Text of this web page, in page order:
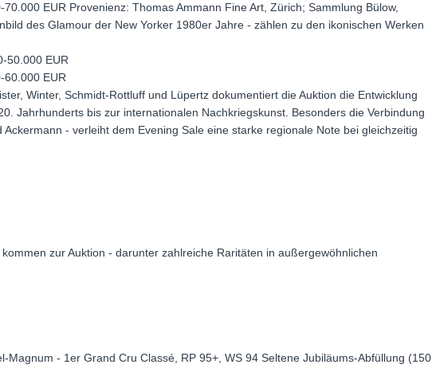
EUR Provenienz: Thomas Ammann Fine Art, Zürich; Sammlung Bülow,
des Glamour der New Yorker 1980er Jahre - zählen zu den ikonischen Werken
50.000 EUR
60.000 EUR
Winter, Schmidt-Rottluff und Lüpertz dokumentiert die Auktion die Entwicklung
Jahrhunderts bis zur internationalen Nachkriegskunst. Besonders die Verbindung
- verleiht dem Evening Sale eine starke regionale Note bei gleichzeitig
zur Auktion - darunter zahlreiche Raritäten in außergewöhnlichen
- 1er Grand Cru Classé, RP 95+, WS 94 Seltene Jubiläums-Abfüllung (150